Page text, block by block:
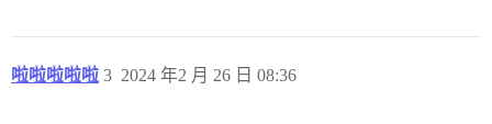
啦啦啦啦啦 2024 年2 月 26 日 08:36
3